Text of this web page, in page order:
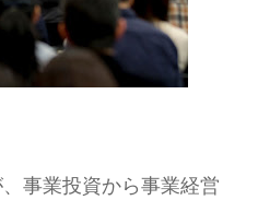
業投資から事業経営